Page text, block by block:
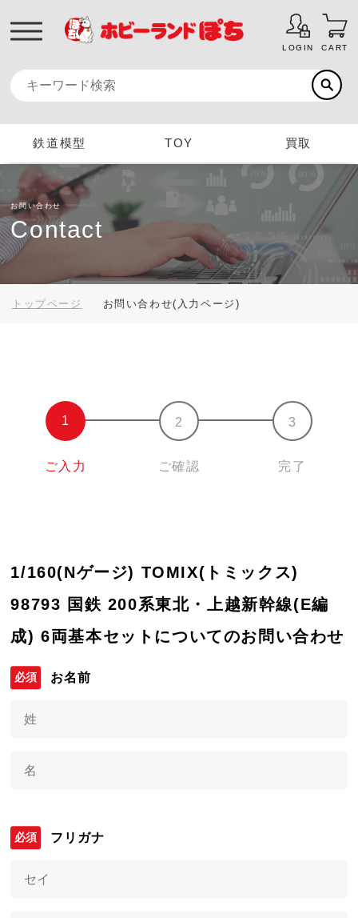
LOGIN CART
鉄道模型 TOY 買取
お問い合わせ
Contact
トップページ お問い合わせ(入力ページ)
ご入力 ご確認 完了
1/160(Nゲージ) TOMIX(トミックス)
98793 国鉄 200系東北・上越新幹線(E編
成) 6両基本セットについてのお問い合わせ
お名前
フリガナ